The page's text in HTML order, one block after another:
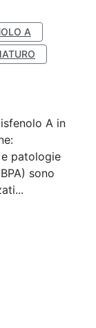
A
A in
patologie
sono